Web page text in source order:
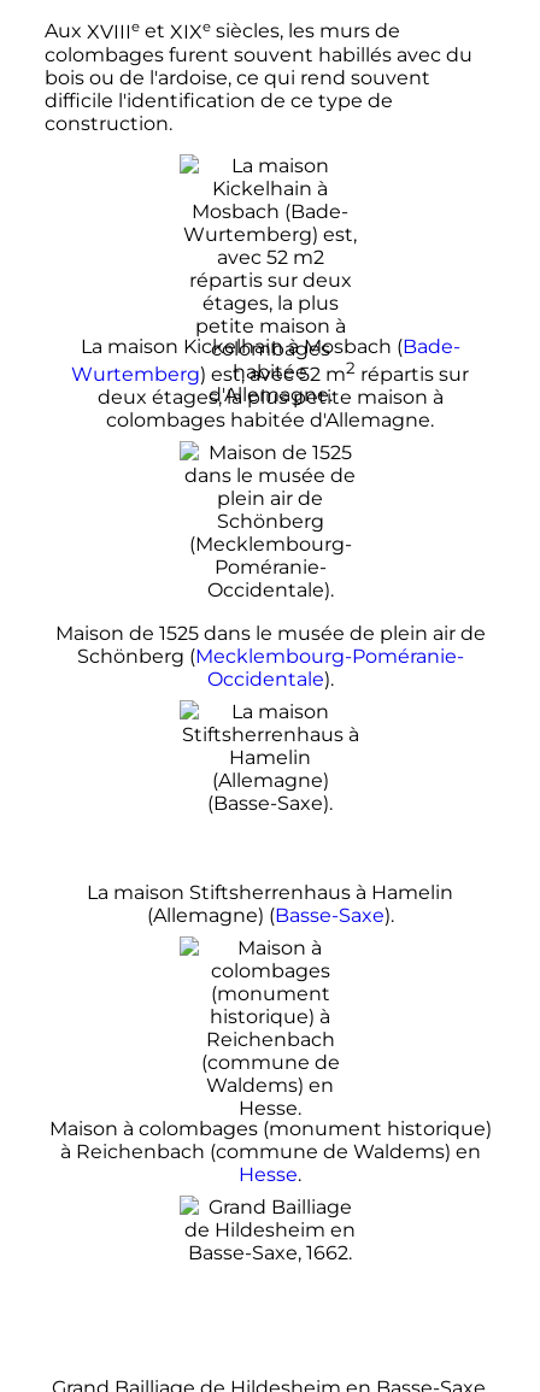
Aux XVIIIe et XIXe siècles, les murs de
colombages furent souvent habillés avec du
bois ou de l'ardoise, ce qui rend souvent
difficile l'identification de ce type de
construction.
La maison Kickelhain à Mosbach (Bade-
Wurtemberg) est, avec52 m2 répartis sur
deux étages, la plus petite maison à
colombages habitée d'Allemagne.
Maison de 1525 dans le musée de plein air de
Schönberg (Mecklembourg-Poméranie-
Occidentale).
La maison Stiftsherrenhaus à Hamelin
(Allemagne) (Basse-Saxe).
Maison à colombages (monument historique)
à Reichenbach (commune de Waldems) en
Hesse.